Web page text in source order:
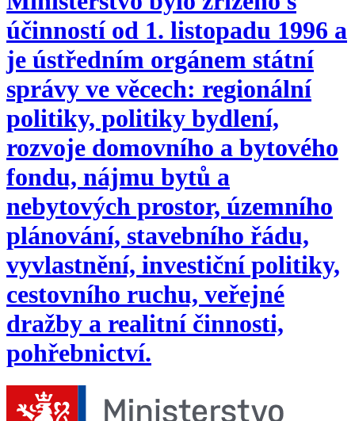
účinností od 1. listopadu 1996 a
je ústředním orgánem státní
správy ve věcech: regionální
politiky, politiky bydlení,
rozvoje domovního a bytového
fondu, nájmu bytů a
nebytových prostor, územního
plánování, stavebního řádu,
vyvlastnění, investiční politiky,
cestovního ruchu, veřejné
dražby a realitní činnosti,
pohřebnictví.